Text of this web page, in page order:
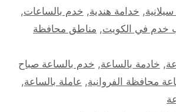
, خدامة هندية, خدم بالساعات,
خدم في الكويت, مناطق محافظة
, خادمة بالساعة, خدم بالساعة صباح
محافظة الفروانية, عاملة بالساعة,